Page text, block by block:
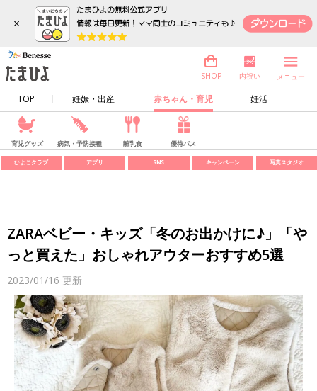
×
TOP 妊娠・出産 赤ちゃん・育児 妊活
SHOP 内祝い メニュー
育児グッズ 病気・予防接種 離乳食 優待パス
ひよこクラブ アプリ SNS キャンペーン 写真スタジオ
ZARAベビー・キッズ「冬のお出かけに♪」「や
っと買えた」おしゃれアウターおすすめ5選
2023/01/16 更新